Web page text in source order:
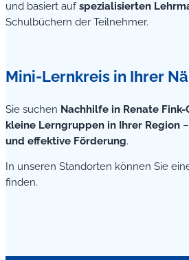
und basiert aufspezialisierten
Schulbüchern der Teilnehmer.
Mini-Lernkreis in Ihrer
Sie suchen Nachhilfe in Renate Fink-
kleine Lerngruppen in Ihrer Region
und effektive Förderung.
In unseren Standorten können Sie
finden.